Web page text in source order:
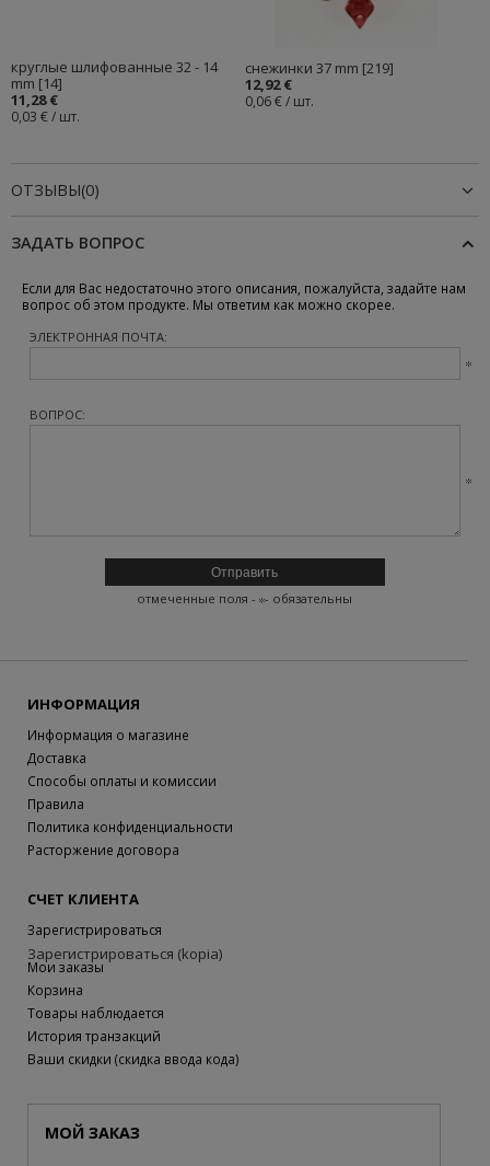
круглые шлифованные 32 - 14
mm [14]
11,28 €
0,03 € / шт.
снежинки 37 mm [219]
12,92 €
0,06 € / шт.
ОТЗЫВЫ(0)
ЗАДАТЬ ВОПРОС
Если для Вас недостаточно этого описания, пожалуйста, задайте нам
вопрос об этом продукте. Мы ответим как можно скорее.
ЭЛЕКТРОННАЯ ПОЧТА:
ВОПРОС:
отмеченные поля - - обязательны
ИНФОРМАЦИЯ
Информация о магазине
Доставка
Способы оплаты и комиссии
Правила
Политика конфиденциальности
Расторжение договора
СЧЕТ КЛИЕНТА
Зарегистрироваться
Зарегистрироваться (kopia)
Мои заказы
Корзина
Товары наблюдается
История транзакций
Ваши скидки (скидка ввода кода)
МОЙ ЗАКАЗ